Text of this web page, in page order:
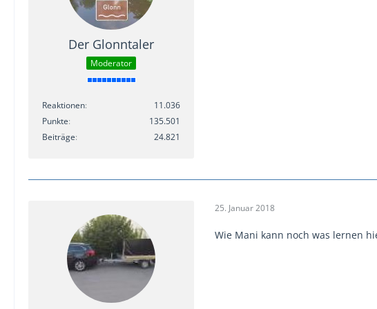
Der Glonntaler
Moderator
Reaktionen
11.036
Punkte
135.501
Beiträge
24.821
25. Januar 2018
Wie Mani kann noch was lernen